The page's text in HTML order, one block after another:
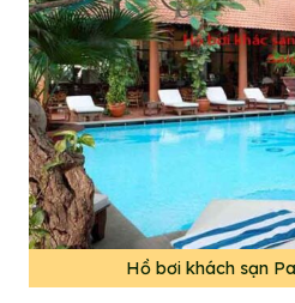
Hồ bơi khách sạn